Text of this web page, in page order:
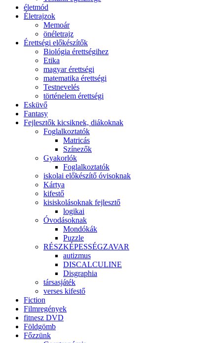
életmód
Életrajzok
Memoár
önéletrajz
Érettségi előkészítők
Biológia érettségihez
Etika
magyar érettségi
matematika érettségi
Testnevelés
történelem érettségi
Esküvő
Fantasy
Fejlesztők kicsiknek, diákoknak
Foglalkoztatók
Matricás
Színezők
Gyakorlók
Foglalkoztatók
iskolai előkészítő óvisoknak
Kártya
kifestő
kisiskolásoknak fejlesztő
logikai
Óvodásoknak
Mondókák
Puzzle
RÉSZKÉPESSÉGZAVAR
autizmus
DISCALCULINE
Disgraphia
társasjáték
verses kifestő
Fiction
Filmregények
fitnesz DVD
Földgömb
Főzzünk